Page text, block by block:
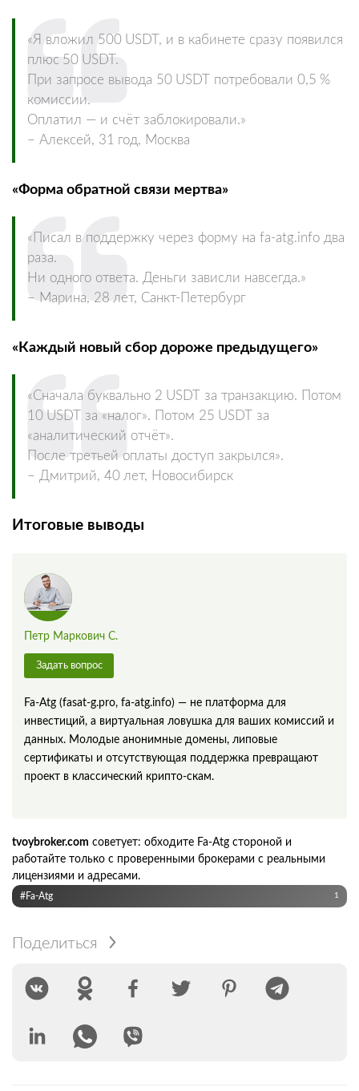
«Я вложил 500 USDT, и в кабинете сразу появился
плюс 50 USDT.
При запросе вывода 50 USDT потребовали 0,5 %
комиссии.
Оплатил — и счёт заблокировали.»
– Алексей, 31 год, Москва
«Форма обратной связи мертва»
«Писал в поддержку через форму на fa‑atg.info два
раза.
Ни одного ответа. Деньги зависли навсегда.»
– Марина, 28 лет, Санкт‑Петербург
«Каждый новый сбор дороже предыдущего»
«Сначала буквально 2 USDT за транзакцию. Потом
10 USDT за «налог». Потом 25 USDT за
«аналитический отчёт».
После третьей оплаты доступ закрылся».
– Дмитрий, 40 лет, Новосибирск
Итоговые выводы
Петр Маркович С.
Задать вопрос
Fa‑Atg (fasat‑g.pro, fa‑atg.info) — не платформа для
инвестиций, а виртуальная ловушка для ваших комиссий и
данных. Молодые анонимные домены, липовые
сертификаты и отсутствующая поддержка превращают
проект в классический крипто‑скам.
tvoybroker.com советует: обходите Fa‑Atg стороной и
работайте только с проверенными брокерами с реальными
лицензиями и адресами.
#Fa-Atg 1
Поделиться